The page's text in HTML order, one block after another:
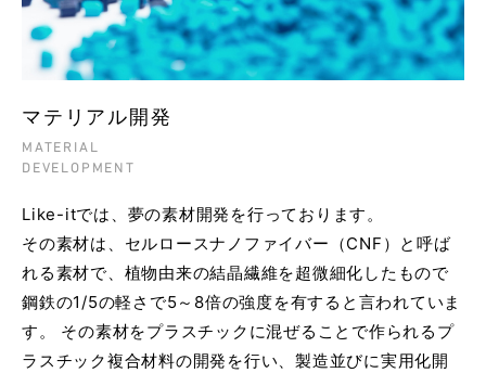
マテリアル開発
MATERIAL
DEVELOPMENT
Like-itでは、夢の素材開発を行っております。
その素材は、セルロースナノファイバー（CNF）と呼ば
れる素材で、植物由来の結晶繊維を超微細化したもので
鋼鉄の1/5の軽さで5～8倍の強度を有すると言われていま
す。 その素材をプラスチックに混ぜることで作られるプ
ラスチック複合材料の開発を行い、製造並びに実用化開